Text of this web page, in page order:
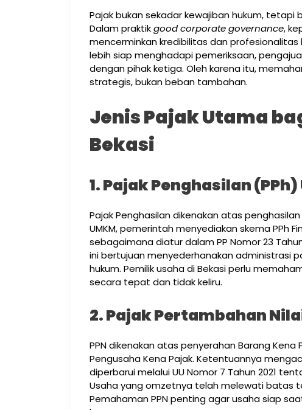
Pajak bukan sekadar kewajiban hukum,
Dalam praktikgood corporate governance,
mencerminkan kredibilitas dan
lebih siap menghadapi pemeriksaan,
dengan pihak ketiga. Oleh karena itu,
strategis, bukan beban tambahan.
Jenis Pajak Utama
Bekasi
1. Pajak Penghasilan (PPh)
Pajak Penghasilan dikenakan atas
UMKM, pemerintah menyediakan skema PPh
sebagaimana diatur dalam PP Nomor 23
ini bertujuan menyederhanakan administrasi
hukum. Pemilik usaha di Bekasi perlu
secara tepat dan tidak keliru.
2. Pajak Pertambahan
PPN dikenakan atas penyerahan Barang
Pengusaha Kena Pajak. Ketentuannya
diperbarui melalui UU Nomor 7 Tahun 2021
Usaha yang omzetnya telah melewati batas
Pemahaman PPN penting agar usaha siap